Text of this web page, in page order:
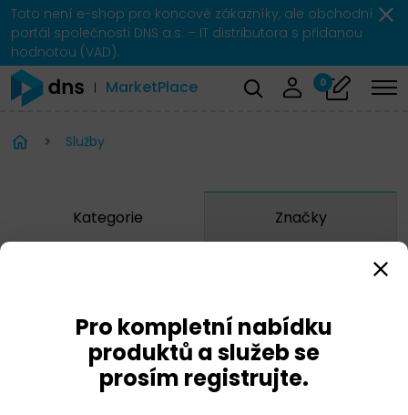
Toto není e-shop pro koncové zákazníky, ale obchodní
portál společnosti DNS a.s. – IT distributora s přidanou
hodnotou (VAD).
MarketPlace 0
Služby
Kategorie Značky
BlueCat
CheckPoint
Pro kompletní nabídku
produktů a služeb se
prosím registrujte.